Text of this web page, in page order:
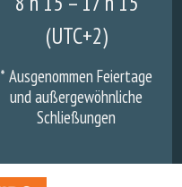
(UTC+2)
*Ausgenommen Feiertage
und außergewöhnliche
Schließungen